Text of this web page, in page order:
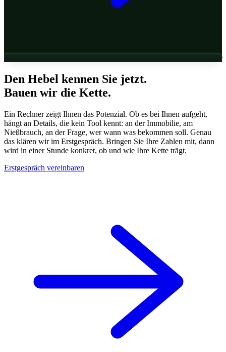
Den Hebel kennen Sie jetzt.
Bauen wir die Kette.
Ein Rechner zeigt Ihnen das Potenzial. Ob es bei Ihnen aufgeht,
hängt an Details, die kein Tool kennt: an der Immobilie, am
Nießbrauch, an der Frage, wer wann was bekommen soll. Genau
das klären wir im Erstgespräch. Bringen Sie Ihre Zahlen mit, dann
wird in einer Stunde konkret, ob und wie Ihre Kette trägt.
Erstgespräch vereinbaren